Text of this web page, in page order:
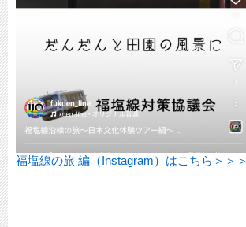
福塩線の旅 編（Instagram）はこちら＞＞＞